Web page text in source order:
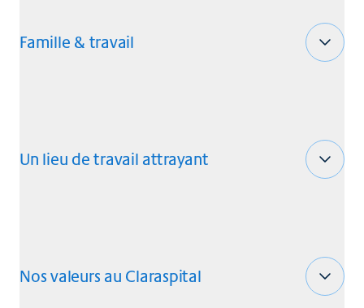
Famille & travail
Un lieu de travail attrayant
Nos valeurs au Claraspital